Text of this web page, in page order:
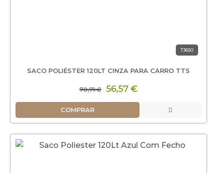
T3650
SACO POLIÉSTER 120LT CINZA PARA CARRO TTS
70,71 € 56,57 €
COMPRAR